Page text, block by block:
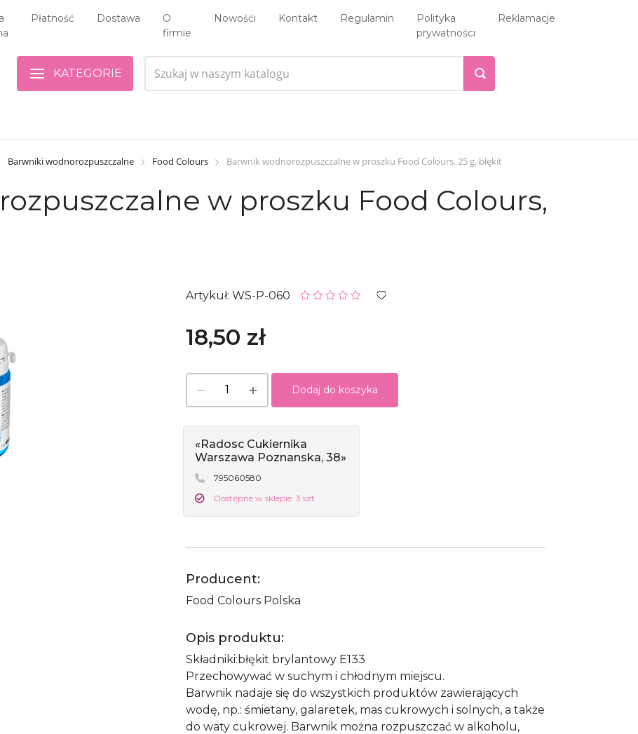
Płatność Dostawa
O
firmie
Nowośći Kontakt Regulamin
Polityka
prywatności
Reklamacje
KATEGORIE
Barwniki wodnorozpuszczalne Food Colours Barwnik wodnorozpuszczalne w proszku Food Colours, 25 g, błękit
w proszku Food Colours,
Artykuł: WS-P-060
18,50 zł
Dodaj do koszyka
«Radosc Cukiernika
Warszawa Poznanska, 38»
795060580
Dostępne w sklepie: 3 szt.
Producent:
Food Colours Polska
Opis produktu:
Składniki:błękit brylantowy E133
Przechowywać w suchym i chłodnym miejscu.
Barwnik nadaje się do wszystkich produktów zawierających
wodę, np.: śmietany, galaretek, mas cukrowych i solnych, a także
do waty cukrowej. Barwnik można rozpuszczać w alkoholu,